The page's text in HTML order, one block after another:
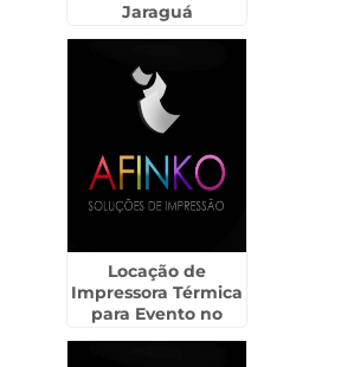
Jaraguá
Locação de
Impressora Térmica
para Evento no